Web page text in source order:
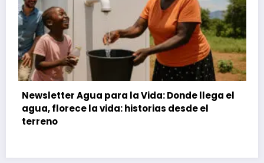
Agua para la Vida: Donde llega el
la vida: historias desde el
Donde no